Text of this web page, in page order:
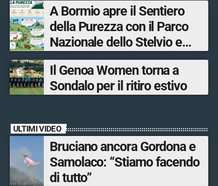
tra le province di Lecco,
Sondrio, Milano e Como
A Bormio apre il Sentiero
della Purezza con il Parco
Nazionale dello Stelvio e
Bormio Tourism
Il Genoa Women torna a
Sondalo per il ritiro estivo
ULTIMI VIDEO
Bruciano ancora Gordona e
Samolaco: “Stiamo facendo
di tutto”